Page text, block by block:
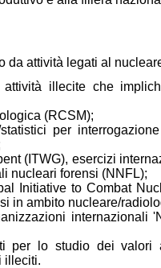
da attività legati al
illecite che
(RCSM);
per
(ITWG), esercizi
nucleari forensi (NNFL);
Initiative to Combat
in ambito nucleare/
internazionali
per lo studio dei valori
illeciti.